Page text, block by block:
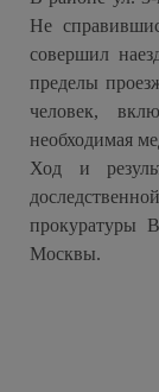
Не
совершил
пределы
человек,
необходимая
Ход и
прокуратуры
Москвы.